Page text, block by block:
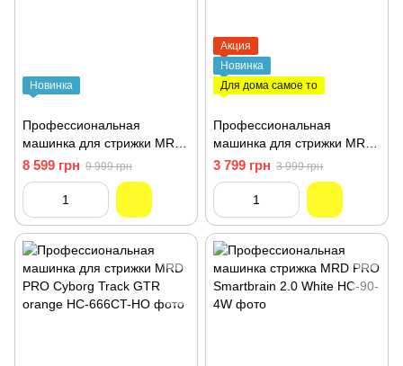
Новинка
Профессиональная
машинка для стрижки MRD
PRO Cyborg Track GTR
черная HC-666CT-B
8 599 грн 9 999 грн
Акция
Новинка
Для дома самое то
Профессиональная
машинка для стрижки MRD
PRO X Black HC-3969X
3 799 грн 3 999 грн